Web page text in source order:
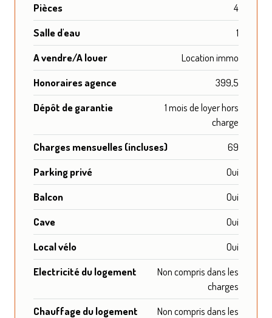
Pièces
4
Salle d'eau
1
A vendre/A louer
Location immo
Honoraires agence
399,5
Dépôt de garantie
1 mois de loyer hors
charge
Charges mensuelles (incluses)
69
Parking privé
Oui
Balcon
Oui
Cave
Oui
Local vélo
Oui
Electricité du logement
Non compris dans les
charges
Chauffage du logement
Non compris dans les